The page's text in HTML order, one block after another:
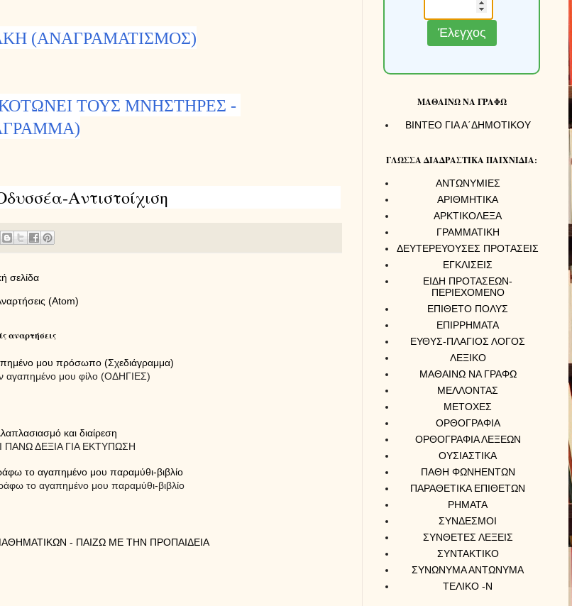
(ΑΝΑΓΡΑΜΑΤΙΣΜΟΣ)
ΤΟΥΣ ΜΝΗΣΤΗΡΕΣ -
Αντιστοίχιση
σελίδα
(Atom)
αναρτήσεις
μου πρόσωπο (Σχεδιάγραμμα)
αγαπημένο μου φίλο (ΟΔΗΓΙΕΣ)
και διαίρεση
ΔΕΞΙΑ ΓΙΑ ΕΚΤΥΠΩΣΗ
το αγαπημένο μου παραμύθι-βιβλίο
το αγαπημένο μου παραμύθι-βιβλίο
- ΠΑΙΖΩ ΜΕ ΤΗΝ ΠΡΟΠΑΙΔΕΙΑ
Έλεγχος
ΜΑΘΑΙΝΩ ΝΑ ΓΡΑΦΩ
ΒΙΝΤΕΟ ΓΙΑ Α΄ΔΗΜΟΤΙΚΟΥ
ΓΛΩΣΣΑ ΔΙΑΔΡΑΣΤΙΚΑ ΠΑΙΧΝΙΔΙΑ:
ΑΝΤΩΝΥΜΙΕΣ
ΑΡΙΘΜΗΤΙΚΑ
ΑΡΚΤΙΚΟΛΕΞΑ
ΓΡΑΜΜΑΤΙΚΗ
ΔΕΥΤΕΡΕΥΟΥΣΕΣ ΠΡΟΤΑΣΕΙΣ
ΕΓΚΛΙΣΕΙΣ
ΕΙΔΗ ΠΡΟΤΑΣΕΩΝ-
ΠΕΡΙΕΧΟΜΕΝΟ
ΕΠΙΘΕΤΟ ΠΟΛΥΣ
ΕΠΙΡΡΗΜΑΤΑ
ΕΥΘΥΣ-ΠΛΑΓΙΟΣ ΛΟΓΟΣ
ΛΕΞΙΚΟ
ΜΑΘΑΙΝΩ ΝΑ ΓΡΑΦΩ
ΜΕΛΛΟΝΤΑΣ
ΜΕΤΟΧΕΣ
ΟΡΘΟΓΡΑΦΙΑ
ΟΡΘΟΓΡΑΦΙΑ ΛΕΞΕΩΝ
ΟΥΣΙΑΣΤΙΚΑ
ΠΑΘΗ ΦΩΝΗΕΝΤΩΝ
ΠΑΡΑΘΕΤΙΚΑ ΕΠΙΘΕΤΩΝ
ΡΗΜΑΤΑ
ΣΥΝΔΕΣΜΟΙ
ΣΥΝΘΕΤΕΣ ΛΕΞΕΙΣ
ΣΥΝΤΑΚΤΙΚΟ
ΣΥΝΩΝΥΜΑ ΑΝΤΩΝΥΜΑ
ΤΕΛΙΚΟ -Ν